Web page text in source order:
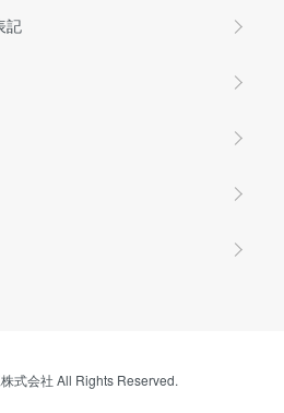
記
式会社 All Rights Reserved.